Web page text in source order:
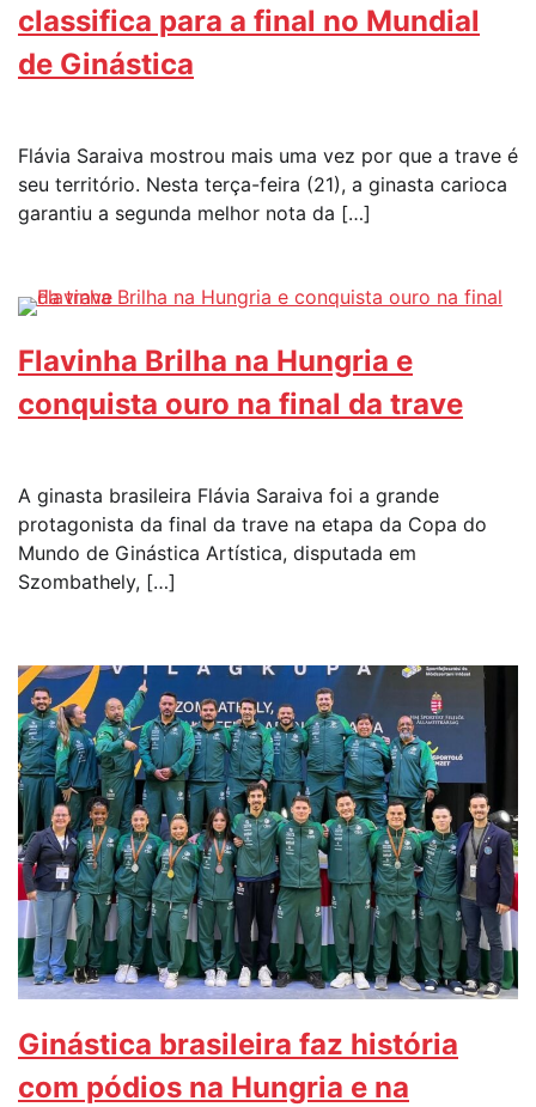
classifica para a final no Mundial
de Ginástica
Flávia Saraiva mostrou mais uma vez por que a trave é
seu território. Nesta terça-feira (21), a ginasta carioca
garantiu a segunda melhor nota da […]
Flavinha Brilha na Hungria e
conquista ouro na final da trave
A ginasta brasileira Flávia Saraiva foi a grande
protagonista da final da trave na etapa da Copa do
Mundo de Ginástica Artística, disputada em
Szombathely, […]
Ginástica brasileira faz história
com pódios na Hungria e na